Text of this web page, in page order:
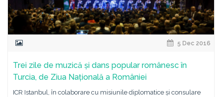
5 Dec 2016
Trei zile de muzică și dans popular românesc în
Turcia, de Ziua Națională a României
ICR Istanbul, în colaborare cu misiunile diplomatice și consulare